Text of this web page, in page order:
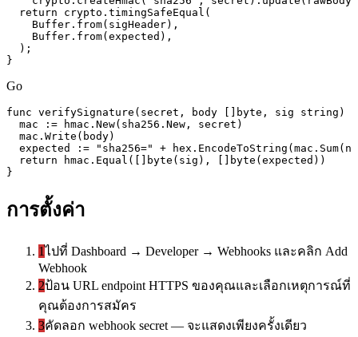
  return crypto.timingSafeEqual(
    Buffer.from(sigHeader),
    Buffer.from(expected),
  );
}
Go
func verifySignature(secret, body []byte, sig string)
  mac := hmac.New(sha256.New, secret)
  mac.Write(body)
expected := "sha256=" +
  return hmac.Equal([]byte(sig), []byte(expected))
}
การตั้งค่า
1ไปที่ Dashboard → Developer → Webhooks และคลิก Add
Webhook
2ป้อน URL endpoint HTTPS ของคุณและเลือกเหตุการณ์ที่
คุณต้องการสมัคร
3คัดลอก webhook secret — จะแสดงเพียงครั้งเดียว